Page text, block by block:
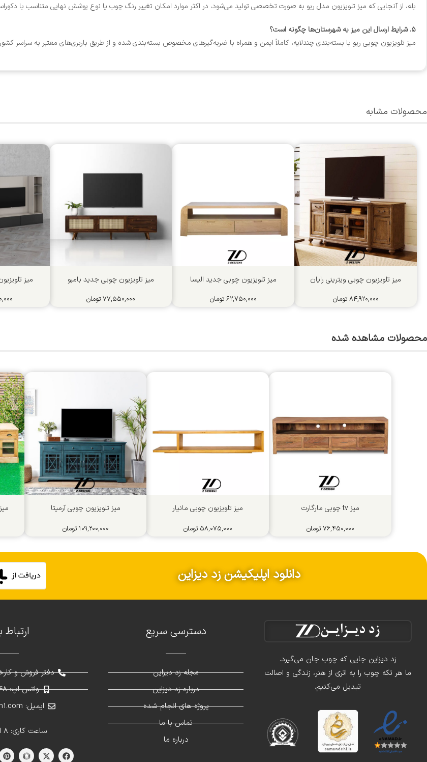
بله، از آنجایی که میز تلویزیون مدل ریو به صورت تخصصی تولید می‌شود، در اکثر موارد امکان تغییر رنگ چوب یا نوع پوشش نهایی متناسب با
۵. شرایط ارسال این میز به شهرستان‌ها چگونه است؟
میز تلویزیون چوبی ریو با بسته‌بندی چندلایه، کاملاً ایمن و همراه با ضربه‌گیرهای مخصوص بسته‌بندی شده و از طریق باربری‌های معتبر به
محصولات مشابه
میز تلویزیون چوبی ویترینی رایان
۸۴,۹۲۰,۰۰۰ تومان
میز تلویزیون چوبی جدید الیسا
۶۲,۷۵۰,۰۰۰ تومان
میز تلویزیون چوبی جدید بامبو
۷۷,۵۵۰,۰۰۰ تومان
میز
محصولات مشاهده شده
میز tv چوبی مارگارت
۷۶,۴۵۰,۰۰۰ تومان
میز تلویزیون چوبی مانیار
۵۸,۰۷۵,۰۰۰ تومان
میز تلویزیون چوبی آرمیتا
۱۰۹,۲۰۰,۰۰۰ تومان
دانلود اپلیکیشن زد دیزاین
زد دیزاین جایی که چوب جان می‌گیرد.
ما هر تکه چوب را به اثری از هنر، زندگی و اصالت
تبدیل می‌کنیم.
دسترسی سریع
مجله زد دیزاین
درباره زد دیزاین
پروژه های انجام شده
تماس با ما
درباره ما
ارتباط
دفتر فروش و کارخانه:
واتس اپ: 09924040148
ایمیل: info@zdesign1.com
ساعت کاری: 8 الی 18 عصر